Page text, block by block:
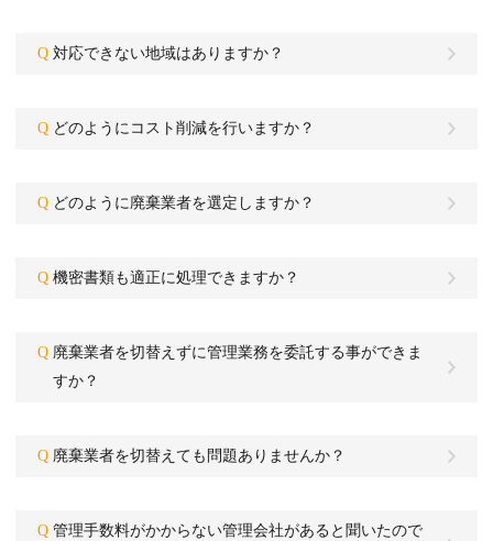
Q 対応できない地域はありますか？
Q どのようにコスト削減を行いますか？
Q どのように廃棄業者を選定しますか？
Q 機密書類も適正に処理できますか？
Q 廃棄業者を切替えずに管理業務を委託する事ができま
すか？
Q 廃棄業者を切替えても問題ありませんか？
Q 管理手数料がかからない管理会社があると聞いたので